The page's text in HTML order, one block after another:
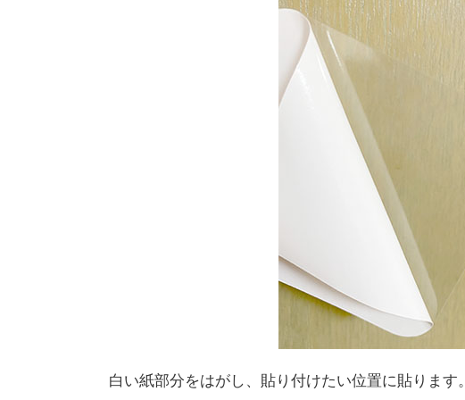
白い紙部分をはがし、貼り付けたい位置に貼ります。